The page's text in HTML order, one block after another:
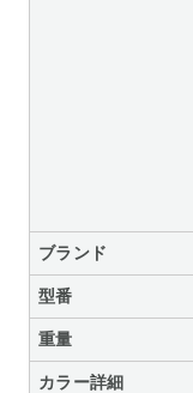
ブランド
型番
重量
カラー詳細